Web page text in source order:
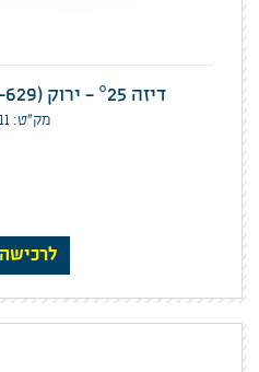
דיזה °25 - ירוק (18620-624-626-629)
מק”ט: 71511
לרכישה